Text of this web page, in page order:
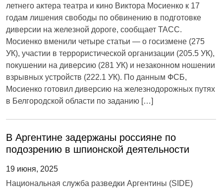
летнего актера театра и кино Виктора Мосиенко к 17
годам лишения свободы по обвинению в подготовке
диверсии на железной дороге, сообщает ТАСС.
Мосиенко вменили четыре статьи — о госизмене (275
УК), участии в террористической организации (205.5 УК),
покушении на диверсию (281 УК) и незаконном ношении
взрывных устройств (222.1 УК). По данным ФСБ,
Мосиенко готовил диверсию на железнодорожных путях
в Белгородской области по заданию […]
В Аргентине задержаны россияне по
подозрению в шпионской деятельности
19 июня, 2025
Национальная служба разведки Аргентины (SIDE)